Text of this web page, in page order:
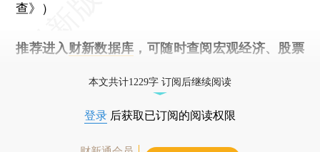
查》）
推荐进入 财新数据库 ，可随时查阅宏观经济、股票
本文共计1229字 订阅后继续阅读
登录 后获取已订阅的阅读权限